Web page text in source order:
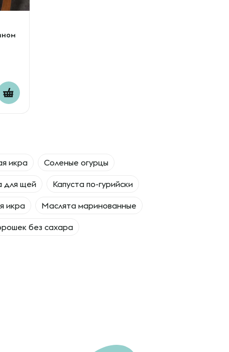
икра Соленые огурцы
для щей Капуста по-гурийски
икра Маслята маринованные
без сахара